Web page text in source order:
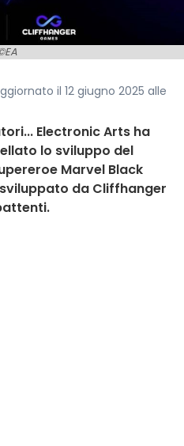
il 12 giugno 2025 alle
Electronic Arts ha
lo sviluppo del
Marvel Black
da Cliffhanger